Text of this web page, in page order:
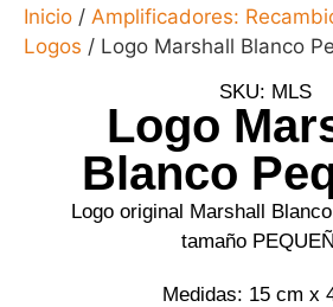
Inicio / Amplificadores:
Logos / Logo Marshall Blanco
SKU: MLS
Logo
Blanco
Logo original Marshall
tamaño
Medidas: 15 cm x